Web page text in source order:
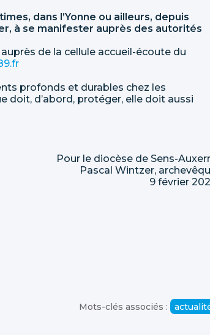
dans l’Yonne ou ailleurs, depuis
à se manifester auprès des autorités
de la cellule accueil-écoute du
profonds et durables chez les
doit, d’abord, protéger, elle doit aussi
Pour le diocèse de Sens-
Pascal Wintzer,
9 février
Mots-clés associés :